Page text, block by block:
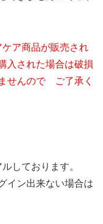
ア商品が販売され
入された場合は破損
せんので ご了承く
しております。
イン出来ない場合は